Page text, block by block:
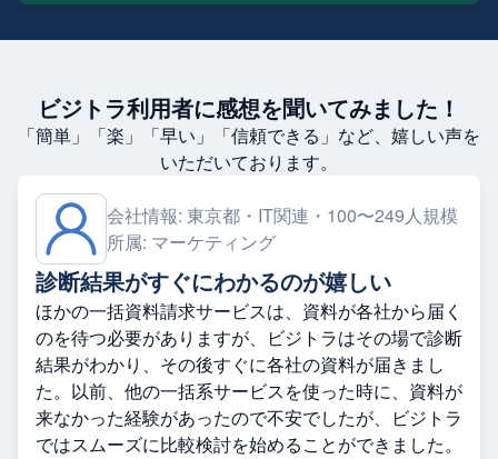
ビジトラ利用者に感想を聞いてみました！
「簡単」「楽」「早い」「信頼できる」など、嬉しい声を
いただいております。
会社情報: 東京都・IT関連・100〜249人規模
所属: マーケティング
診断結果がすぐにわかるのが嬉しい
ほかの一括資料請求サービスは、資料が各社から届く
のを待つ必要がありますが、ビジトラはその場で診断
結果がわかり、その後すぐに各社の資料が届きまし
た。以前、他の一括系サービスを使った時に、資料が
来なかった経験があったので不安でしたが、ビジトラ
ではスムーズに比較検討を始めることができました。